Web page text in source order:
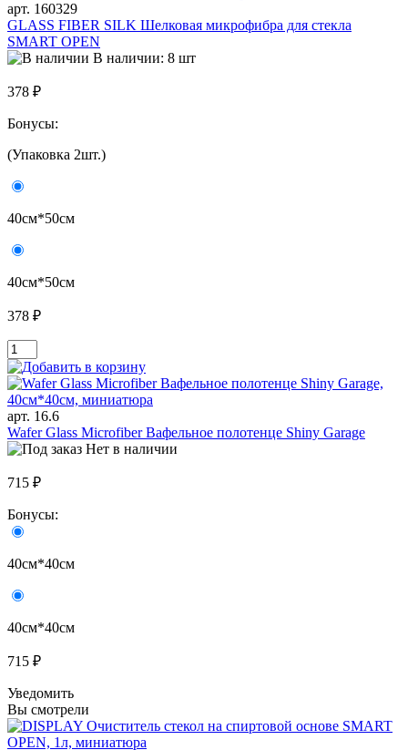
арт. 160329
GLASS FIBER SILK Шелковая микрофибра для стекла
SMART OPEN
В наличии: 8 шт
378 ₽
Бонусы:
(Упаковка 2шт.)
40см*50см
40см*50см
378 ₽
арт. 16.6
Wafer Glass Microfiber Вафельное полотенце Shiny Garage
Нет в наличии
715 ₽
Бонусы:
40см*40см
40см*40см
715 ₽
Уведомить
Вы смотрели